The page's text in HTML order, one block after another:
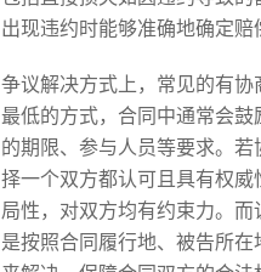
出现违约时能够准确地确定赔
争议解决方式上，常见的有
最低的方式，合同中通常会
的期限、参与人员等要求。
择一个双方都认可且具有权
局性，对双方均有约束力。
是按照合同履行地、被告所